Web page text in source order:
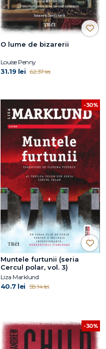
O lume de bizarerii
Louise Penny
31.19 lei 62.37 lei
-30%
Muntele furtunii (seria
Cercul polar, vol. 3)
Liza Marklund
40.7 lei 58.14 lei
-30%